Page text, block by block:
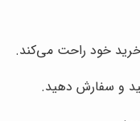
خرید خود راحت می‌کند.
و سفارش دهید.